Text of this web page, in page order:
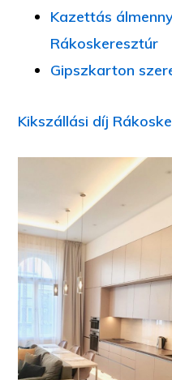
Kazettás
Rákoskeresztúr
Gipszkarton
Kikszállási díj